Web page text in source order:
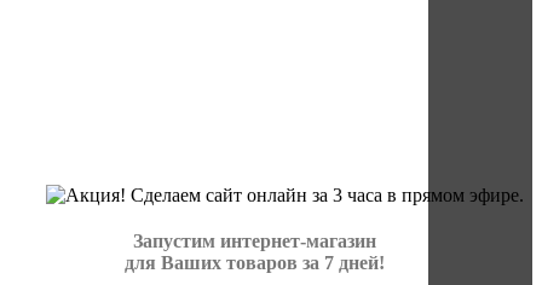
Запустим интернет-магазин
для Ваших товаров за 7 дней!